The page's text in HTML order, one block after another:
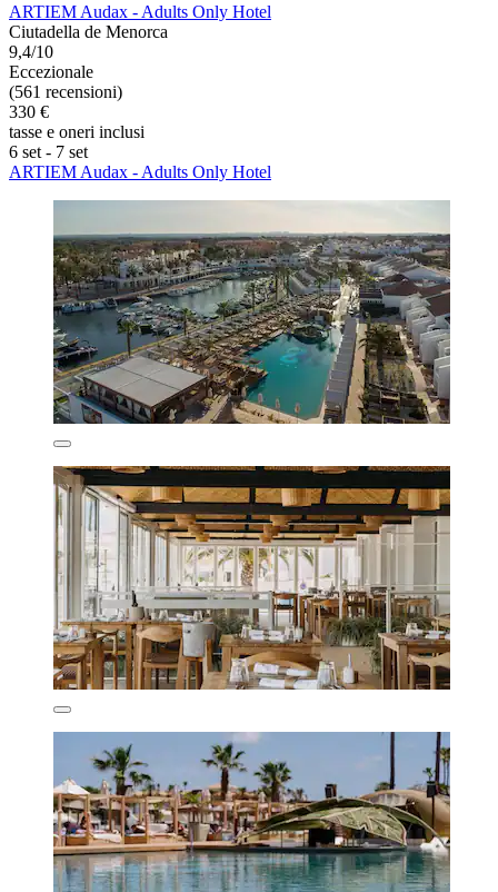
ARTIEM Audax - Adults Only Hotel
Ciutadella de Menorca
9,4/10
Eccezionale
(561 recensioni)
330 €
tasse e oneri inclusi
6 set - 7 set
ARTIEM Audax - Adults Only Hotel